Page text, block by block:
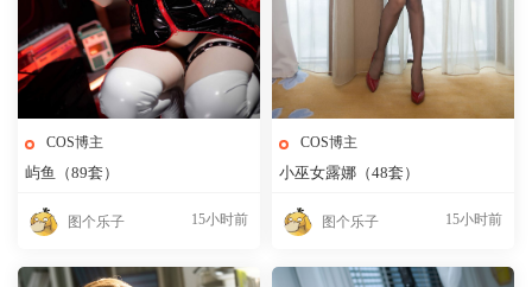
COS博主
屿鱼（89套）
图个乐子 15小时前
COS博主
小巫女露娜（48套）
图个乐子 15小时前